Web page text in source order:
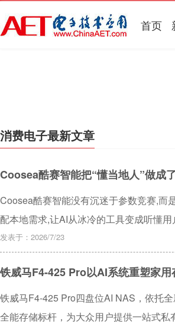
首页
消费电子最新文章
Coosea酷赛智能把“懂当地人”做成
Coosea酷赛智能没有沉迷于参数竞赛,而
配本地需求,让AI从冰冷的工具变成听懂
发表于：2026/7/23
铁威马F4-425 Pro以AI系统重塑家用
铁威马F4-425 Pro四盘位AI NAS，依托
全能存储标杆，为大众用户提供一站式私